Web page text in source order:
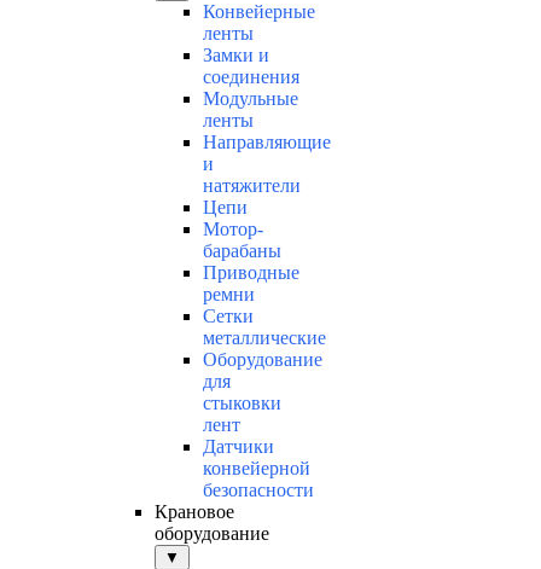
Конвейерные
ленты
Замки и
соединения
Модульные
ленты
Направляющие
и
натяжители
Цепи
Мотор-
барабаны
Приводные
ремни
Сетки
металлические
Оборудование
для
стыковки
лент
Датчики
конвейерной
безопасности
Крановое
оборудование
▼